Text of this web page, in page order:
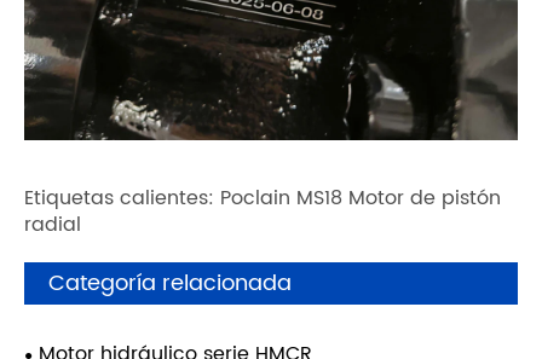
Etiquetas calientes: Poclain MS18 Motor de pistón
radial
Categoría relacionada